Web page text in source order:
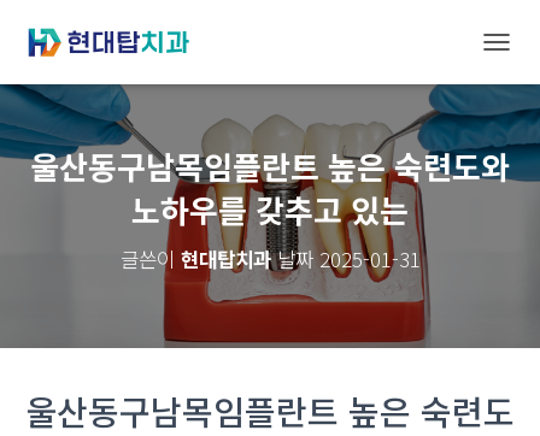
비
게
이
울산동구남목임플란트 높은 숙련도와
노하우를 갖추고 있는
글쓴이 현대탑치과날짜2025-01-31
울산동구남목임플란트 높은 숙련도